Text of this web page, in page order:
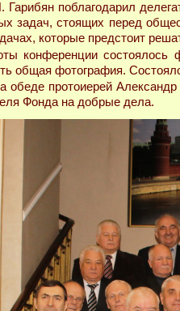
поблагодарил
задач, стоящих перед
которые предстоит
конференции состоялось
общая фотография.
обеде протоиерей
Фонда на добрые дела.